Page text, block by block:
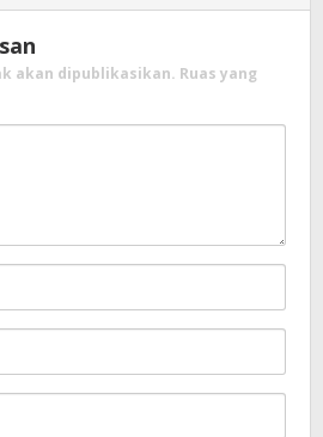
akan dipublikasikan. Ruas yang